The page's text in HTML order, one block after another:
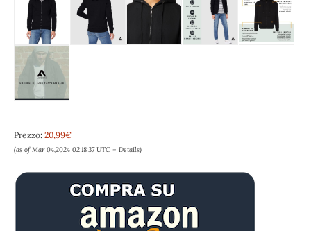
Prezzo: 20,99€
(as of Mar 04,2024 02:18:37 UTC – Details)